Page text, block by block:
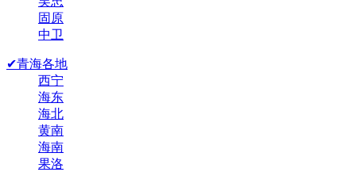
固原
中卫
✔青海各地
西宁
海东
海北
黄南
海南
果洛